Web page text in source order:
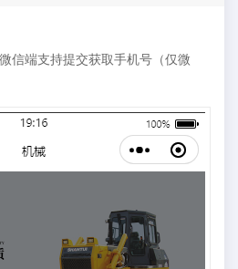
信端支持提交获取手机号（仅微